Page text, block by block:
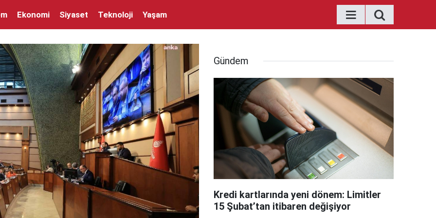
Ekonomi Siyaset Teknoloji Yaşam
Gündem
Kredi kartlarında yeni dönem: Limitler
15 Şubat’tan itibaren değişiyor